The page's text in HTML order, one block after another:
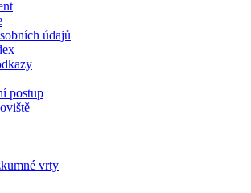
údajů
postup
vrty